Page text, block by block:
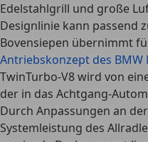
Edelstahlgrill und große
Designlinie kann passend
Bovensiepen übernimmt
Antriebskonzept des BMW
TwinTurbo-V8 wird von
der in das Achtgang-
Durch Anpassungen an
Systemleistung des